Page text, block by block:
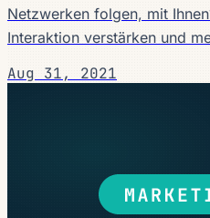
Netzwerken folgen, mit
Interaktion verstärken und
Aug 31, 2021